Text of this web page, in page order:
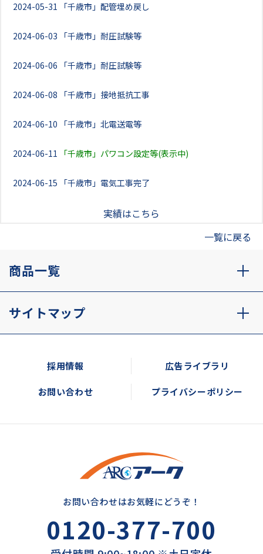
2024-05-31 「千歳市」配管埋め戻し
2024-06-03 「千歳市」耐圧試験等
2024-06-06 「千歳市」耐圧試験等
2024-06-08 「千歳市」接地抵抗工事
2024-06-10 「千歳市」北電送電等
2024-06-11 「千歳市」パワコン設定等(表示中)
2024-06-15 「千歳市」電気工事完了
実績はこちら
一覧に戻る
商品一覧
サイトマップ
採用情報 広告ライブラリ
お問い合わせ プライバシーポリシー
お問い合わせはお気軽にどうぞ！
0120-377-700